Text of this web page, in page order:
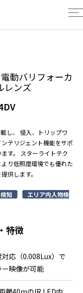
動バリフォーカ
レンズ
し、 侵入、トリップワ
テリジェント機能をサポ
す。 スターライトテク
より低照度環境でも優れた
供します。
知
エリア内人物検
特徴
対応（0.008Lux）で
ー映像が可能